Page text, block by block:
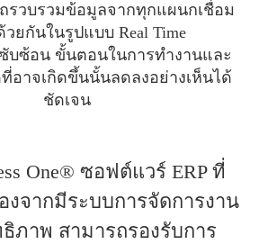
รวบรวมข้อมูลจากทุกแผนกเชื่อม
วยกันในรูปแบบ Real Time
บซ้อน ขั้นตอนในการทำงานและ
อาจเกิดขึ้นนั้นลดลงอย่างเห็นได้
ชัดเจน
One® ซอฟต์แวร์ ERP ที่
งจากมีระบบการจัดการงาน
ภาพ สามารถรองรับการ